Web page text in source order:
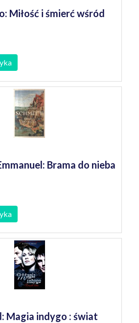
Miłość i śmierć wśród
Brama do nieba
Magia indygo : świat